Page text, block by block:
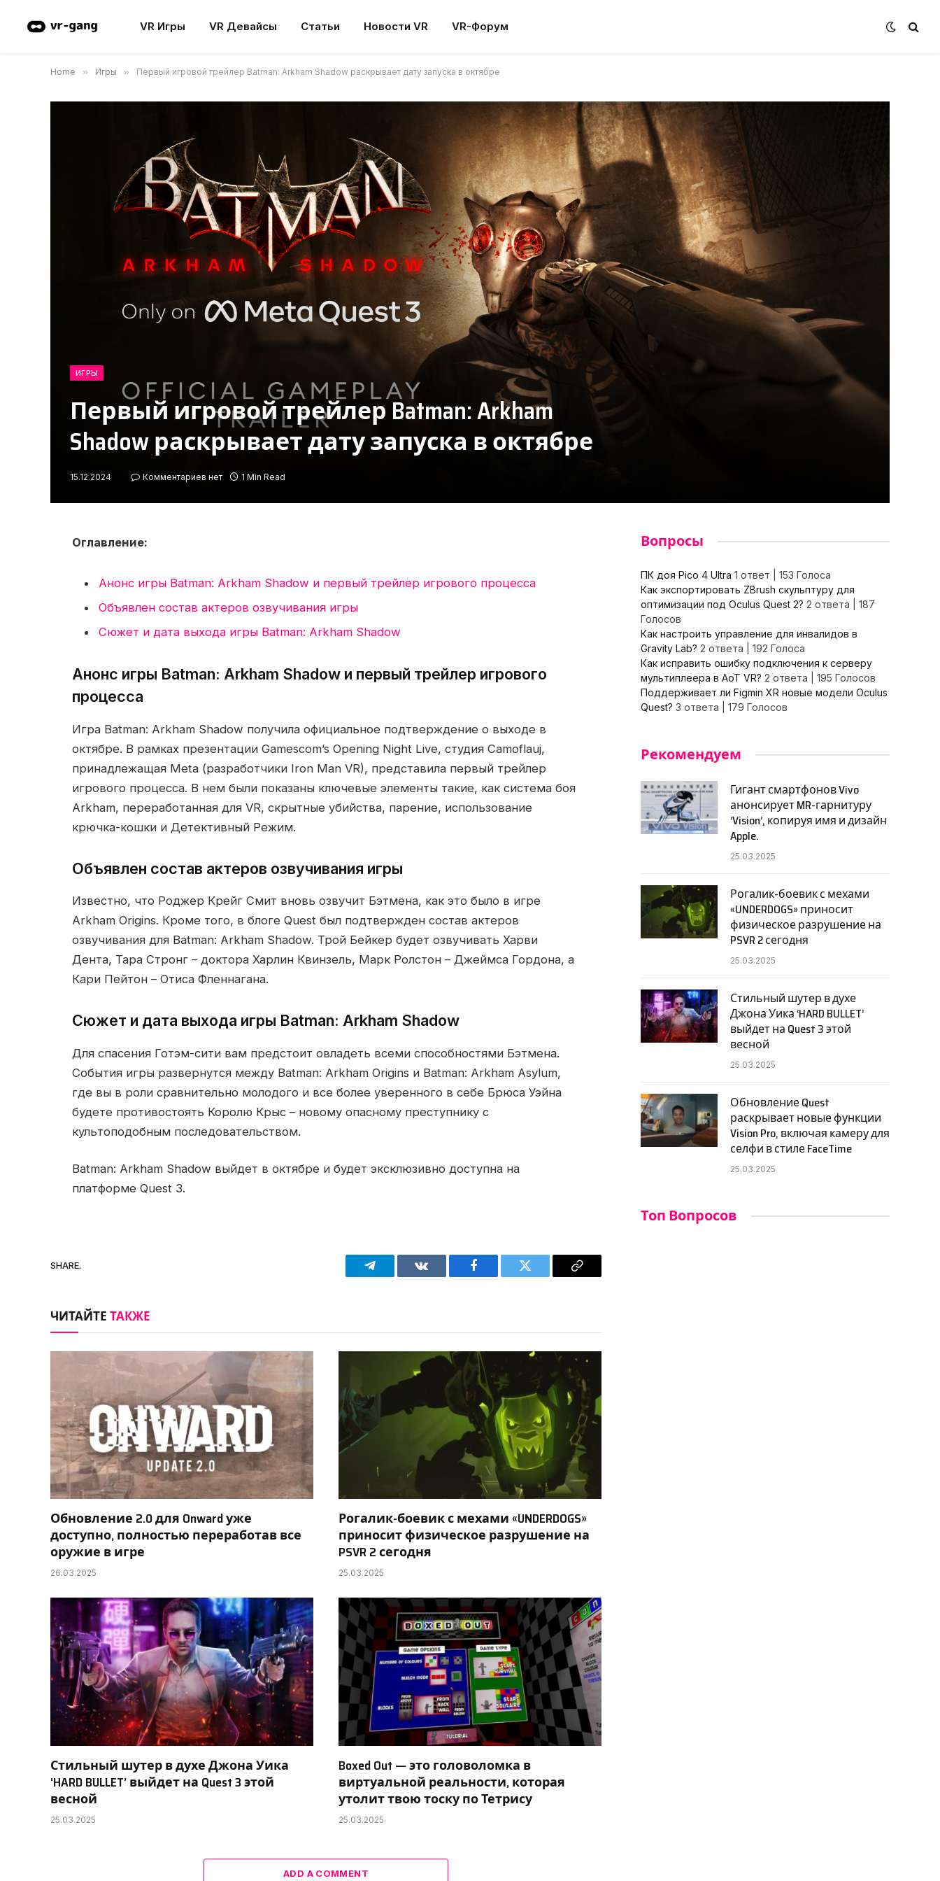
VR Игры VR Девайсы Статьи Новости VR VR-Форум
Home » Игры » Первый игровой трейлер Batman: Arkham Shadow раскрывает дату запуска в октябре
ИГРЫ
Первый игровой трейлер Batman: Arkham
Shadow раскрывает дату запуска в октябре
15.12.2024 Комментариев нет 1 Min Read
Оглавление:
Анонс игры Batman: Arkham Shadow и первый трейлер игрового процесса
Объявлен состав актеров озвучивания игры
Сюжет и дата выхода игры Batman: Arkham Shadow
Анонс игры Batman: Arkham Shadow и первый трейлер игрового
процесса
Игра Batman: Arkham Shadow получила официальное подтверждение о выходе в
октябре. В рамках презентации Gamescom’s Opening Night Live, студия Camoflauj,
принадлежащая Meta (разработчики Iron Man VR), представила первый трейлер
игрового процесса. В нем были показаны ключевые элементы такие, как система боя
Arkham, переработанная для VR, скрытные убийства, парение, использование
крючка-кошки и Детективный Режим.
Объявлен состав актеров озвучивания игры
Известно, что Роджер Крейг Смит вновь озвучит Бэтмена, как это было в игре
Arkham Origins. Кроме того, в блоге Quest был подтвержден состав актеров
озвучивания для Batman: Arkham Shadow. Трой Бейкер будет озвучивать Харви
Дента, Тара Стронг – доктора Харлин Квинзель, Марк Ролстон – Джеймса Гордона, а
Кари Пейтон – Отиса Фленнагана.
Сюжет и дата выхода игры Batman: Arkham Shadow
Для спасения Готэм-сити вам предстоит овладеть всеми способностями Бэтмена.
События игры развернутся между Batman: Arkham Origins и Batman: Arkham Asylum,
где вы в роли сравнительно молодого и все более уверенного в себе Брюса Уэйна
будете противостоять Королю Крыс – новому опасному преступнику с
культоподобным последовательством.
Batman: Arkham Shadow выйдет в октябре и будет эксклюзивно доступна на
платформе Quest 3.
SHARE.
Telegram VKontakteFacebook Twitter
Copy
ЧИТАЙТЕТАКЖЕ
Обновление 2.0 для Onward уже
доступно, полностью переработав все
оружие в игре
26.03.2025
Рогалик-боевик с мехами «UNDERDOGS»
приносит физическое разрушение на
PSVR 2 сегодня
25.03.2025
Стильный шутер в духе Джона Уика
‘HARD BULLET’ выйдет на Quest 3 этой
весной
25.03.2025
Boxed Out — это головоломка в
виртуальной реальности, которая
утолит твою тоску по Тетрису
25.03.2025
ADD A COMMENT
Вопросы
ПК доя Pico 4 Ultra 1 ответ
153 Голоса
Как экспортировать ZBrush скульптуру для
оптимизации под Oculus Quest 2? 2 ответа
187
Голосов
Как настроить управление для инвалидов в
Gravity Lab? 2 ответа
192 Голоса
Как исправить ошибку подключения к серверу
мультиплеера в AoT VR? 2 ответа
195 Голосов
Поддерживает ли Figmin XR новые модели Oculus
Quest? 3 ответа 179 Голосов
Рекомендуем
Гигант смартфонов Vivo
анонсирует MR-гарнитуру
‘Vision’, копируя имя и дизайн
Apple.
25.03.2025
Рогалик-боевик с мехами
«UNDERDOGS» приносит
физическое разрушение на
PSVR 2 сегодня
25.03.2025
Стильный шутер в духе
Джона Уика ‘HARD BULLET’
выйдет на Quest 3 этой
весной
25.03.2025
Обновление Quest
раскрывает новые функции
Vision Pro, включая камеру для
селфи в стиле FaceTime
25.03.2025
Топ Вопросов